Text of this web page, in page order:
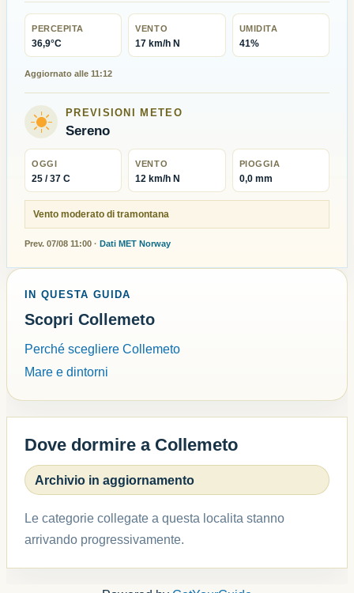
PERCEPITA
36,9°C
VENTO
17 km/h N
UMIDITA
41%
Aggiornato alle 11:12
PREVISIONI METEO
Sereno
OGGI
25 / 37 C
VENTO
12 km/h N
PIOGGIA
0,0 mm
Vento moderato di tramontana
Prev. 07/08 11:00 · Dati MET Norway
IN QUESTA GUIDA
Scopri Collemeto
Perché scegliere Collemeto
Mare e dintorni
Dove dormire a Collemeto
Archivio in aggiornamento
Le categorie collegate a questa localita stanno
arrivando progressivamente.